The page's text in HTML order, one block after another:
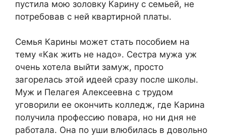
пустила мою золовку Карину с семьей, не
потребовав с ней квартирной платы.
Семья Карины может стать пособием на
тему «Как жить не надо». Сестра мужа уж
очень хотела выйти замуж, просто
загорелась этой идеей сразу после школы.
Муж и Пелагея Алексеевна с трудом
уговорили ее окончить колледж, где Карина
получила профессию повара, но ни дня не
работала. Она по уши влюбилась в довольно